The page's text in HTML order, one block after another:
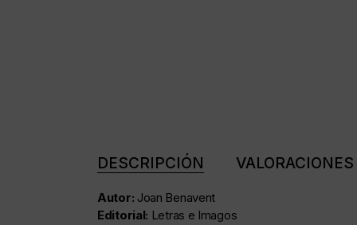
DESCRIPCIÓN
Autor: Joan Benavent
Editorial: Letras e Imagos